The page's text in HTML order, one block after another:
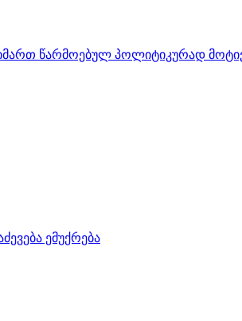
წარმოებულ პოლიტიკურად
ემუქრება